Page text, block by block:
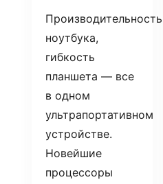
Производительность
ноутбука,
гибкость
планшета — все
в одном
ультрапортативном
устройстве.
Новейшие
процессоры